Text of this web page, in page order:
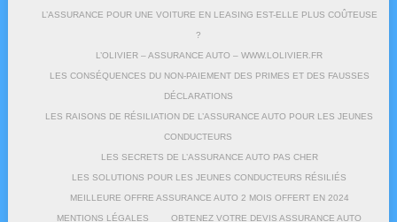
L’ASSURANCE POUR UNE VOITURE EN LEASING EST-ELLE PLUS COÛTEUSE
?
L’OLIVIER – ASSURANCE AUTO – WWW.LOLIVIER.FR
LES CONSÉQUENCES DU NON-PAIEMENT DES PRIMES ET DES FAUSSES
DÉCLARATIONS
LES RAISONS DE RÉSILIATION DE L’ASSURANCE AUTO POUR LES JEUNES
CONDUCTEURS
LES SECRETS DE L’ASSURANCE AUTO PAS CHER
LES SOLUTIONS POUR LES JEUNES CONDUCTEURS RÉSILIÉS
MEILLEURE OFFRE ASSURANCE AUTO 2 MOIS OFFERT EN 2024
MENTIONS LÉGALES OBTENEZ VOTRE DEVIS ASSURANCE AUTO